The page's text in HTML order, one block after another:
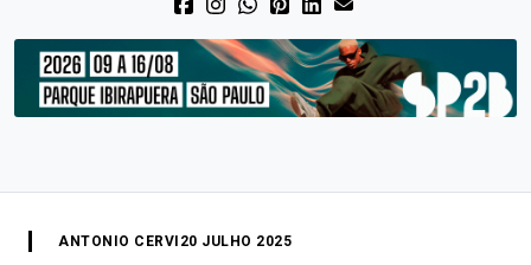
ANTONIO CERVI 20 JULHO 2025